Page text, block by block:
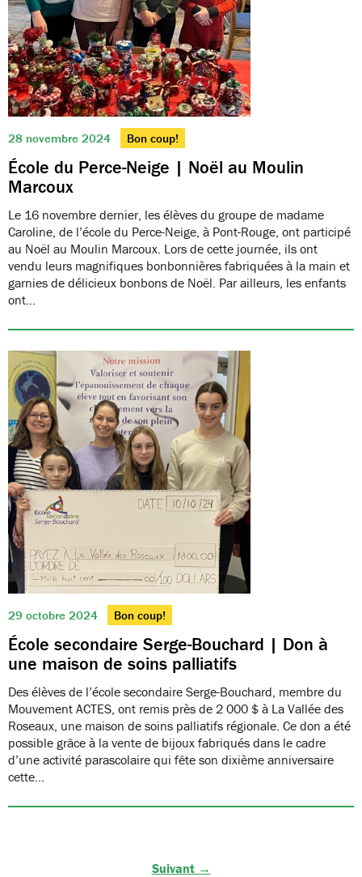
28 novembre 2024 Bon coup!
École du Perce-Neige | Noël au Moulin
Marcoux
Le 16 novembre dernier, les élèves du groupe de madame
Caroline, de l’école du Perce-Neige, à Pont-Rouge, ont participé
au Noël au Moulin Marcoux. Lors de cette journée, ils ont
vendu leurs magnifiques bonbonnières fabriquées à la main et
garnies de délicieux bonbons de Noël. Par ailleurs, les enfants
ont…
29 octobre 2024 Bon coup!
École secondaire Serge-Bouchard | Don à
une maison de soins palliatifs
Des élèves de l’école secondaire Serge-Bouchard, membre du
Mouvement ACTES, ont remis près de 2 000 $ à La Vallée des
Roseaux, une maison de soins palliatifs régionale. Ce don a été
possible grâce à la vente de bijoux fabriqués dans le cadre
d’une activité parascolaire qui fête son dixième anniversaire
cette…
Suivant →